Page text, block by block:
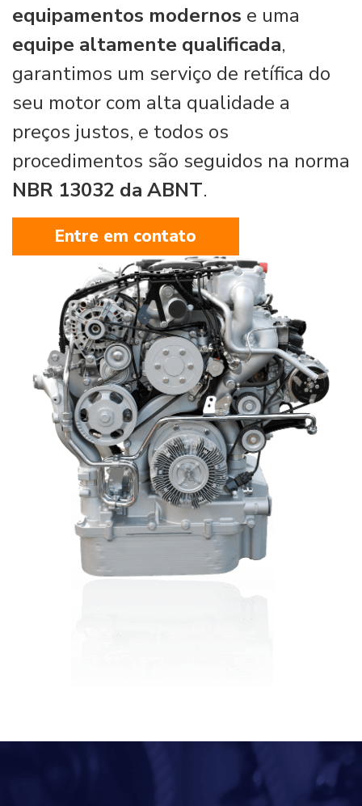
equipamentos modernos e uma
equipe altamente qualificada,
garantimos um serviço de retífica do
seu motor com alta qualidade a
preços justos, e todos os
procedimentos são seguidos na norma
NBR 13032 da ABNT.
Entre em contato